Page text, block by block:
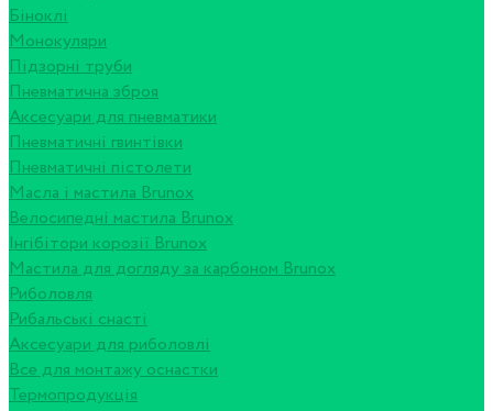
Біноклі
Монокуляри
Підзорні труби
Пневматична зброя
Аксесуари для пневматики
Пневматичні гвинтівки
Пневматичні пістолети
Масла і мастила Brunox
Велосипедні мастила Brunox
Інгібітори корозії Brunox
Мастила для догляду за карбоном Brunox
Риболовля
Рибальські снасті
Аксесуари для риболовлі
Все для монтажу оснастки
Термопродукція